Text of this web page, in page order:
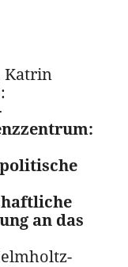
Katrin
an das